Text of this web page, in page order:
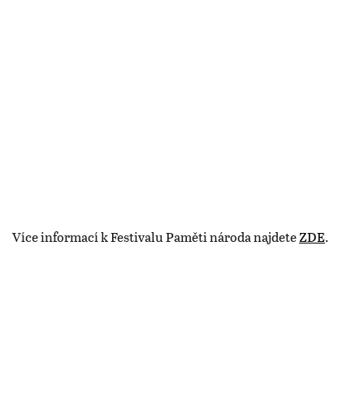
Více informací k Festivalu Paměti národa najdeteZDE.